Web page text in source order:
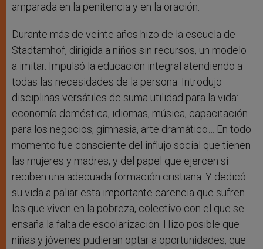
amparada en la penitencia y en la oración.
Durante más de veinte años hizo de la escuela de
Stadtamhof, dirigida a niños sin recursos, un modelo
a imitar. Impulsó la educación integral atendiendo a
todas las necesidades de la persona. Introdujo
disciplinas versátiles de suma utilidad para la vida:
economía doméstica, idiomas, música, capacitación
para los negocios, gimnasia, arte dramático… En todo
momento fue consciente del influjo social que tienen
las mujeres y madres, y del papel que ejercen si
reciben una adecuada formación cristiana. Y dedicó
su vida a paliar esta importante carencia que sufren
los que viven en la pobreza, colectivo con el que se
ensaña la falta de escolarización. Hizo posible que
niñas y jóvenes pudieran optar a oportunidades, que